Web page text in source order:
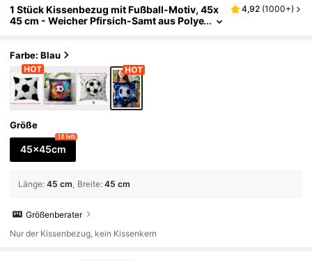
1 Stück Kissenbezug mit Fußball-Motiv, 45x
45 cm - Weicher Pfirsich-Samt aus Polye
n, ohne Kissenfüllung
4,92 (1000+)
Farbe: Blau
Größe
45x45cm
10 left
Länge: 45 cm Breite: 45 cm
Größenberater
Nur der Kissenbezug, kein Kissenkern